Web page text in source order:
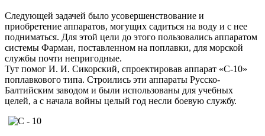
Следующей задачей было усовершенствование и
приобретение аппаратов, могущих садиться на воду и с нее
подниматься. Для этой цели до этого пользовались аппаратом
системы Фарман, поставленном на поплавки, для морской
службы почти непригодные.
Тут помог И. И. Сикорский, спроектировав аппарат «С-10»
поплавкового типа. Строились эти аппараты Русско-
Балтийским заводом и были использованы для учебных
целей, а с начала войны целый год несли боевую службу.